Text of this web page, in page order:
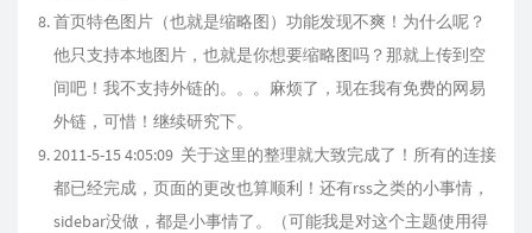
首页特色图片（也就是缩略图）功能发现不爽！为什么呢？
他只支持本地图片，也就是你想要缩略图吗？那就上传到空
间吧！我不支持外链的。。。麻烦了，现在我有免费的网易
外链，可惜！继续研究下。
2011-5-15 4:05:09 关于这里的整理就大致完成了！所有的连接
都已经完成，页面的更改也算顺利！还有rss之类的小事情，
sidebar没做，都是小事情了。（可能我是对这个主题使用得